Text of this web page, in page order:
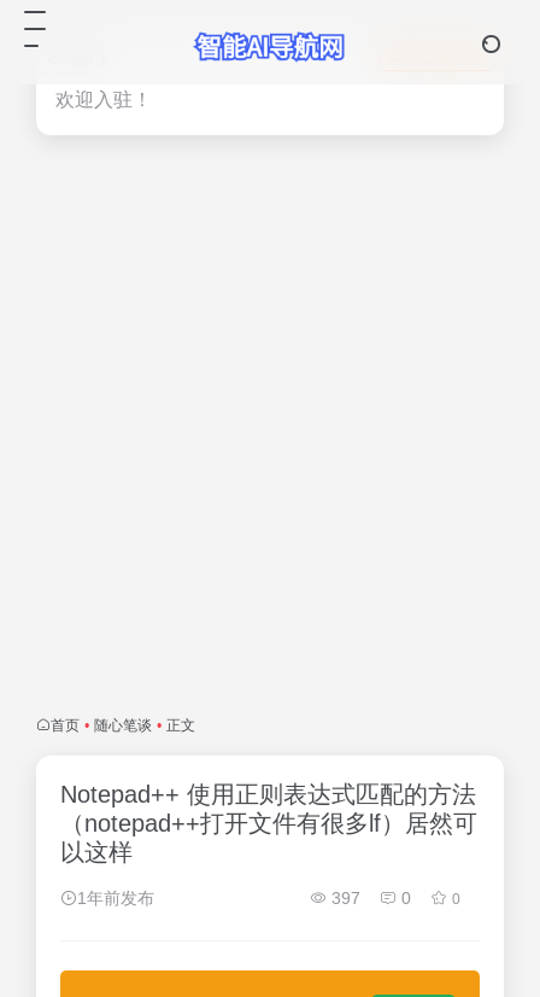
欢迎入驻！
首页 • 随心笔谈 • 正文
Notepad++ 使用正则表达式匹配的方法
（notepad++打开文件有很多lf）居然可
以这样
1年前发布 397 0 0